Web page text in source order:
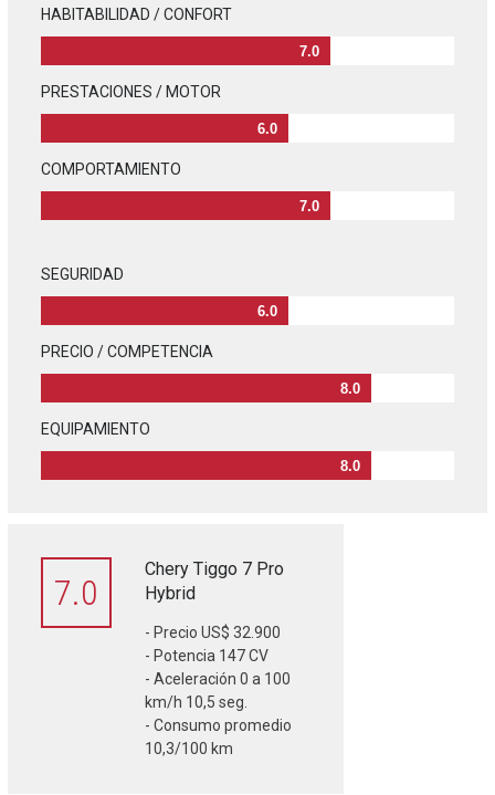
HABITABILIDAD / CONFORT
7.0
PRESTACIONES / MOTOR
6.0
COMPORTAMIENTO
7.0
SEGURIDAD
6.0
PRECIO / COMPETENCIA
8.0
EQUIPAMIENTO
8.0
7.0
Chery Tiggo 7 Pro
Hybrid
- Precio US$ 32.900
- Potencia 147 CV
- Aceleración 0 a 100
km/h 10,5 seg.
- Consumo promedio
10,3/100 km